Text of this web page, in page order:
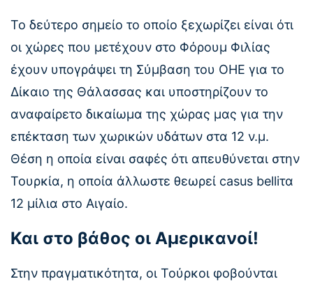
Το δεύτερο σημείο το οποίο ξεχωρίζει είναι ότι
οι χώρες που μετέχουν στο Φόρουμ Φιλίας
έχουν υπογράψει τη Σύμβαση του ΟΗΕ για το
Δίκαιο της Θάλασσας και υποστηρίζουν το
αναφαίρετο δικαίωμα της χώρας μας για την
επέκταση των χωρικών υδάτων στα 12 ν.μ.
Θέση η οποία είναι σαφές ότι απευθύνεται στην
Τουρκία, η οποία άλλωστε θεωρεί casus belliτα
12 μίλια στο Αιγαίο.
Και στο βάθος οι Αμερικανοί!
Στην πραγματικότητα, οι Τούρκοι φοβούνται